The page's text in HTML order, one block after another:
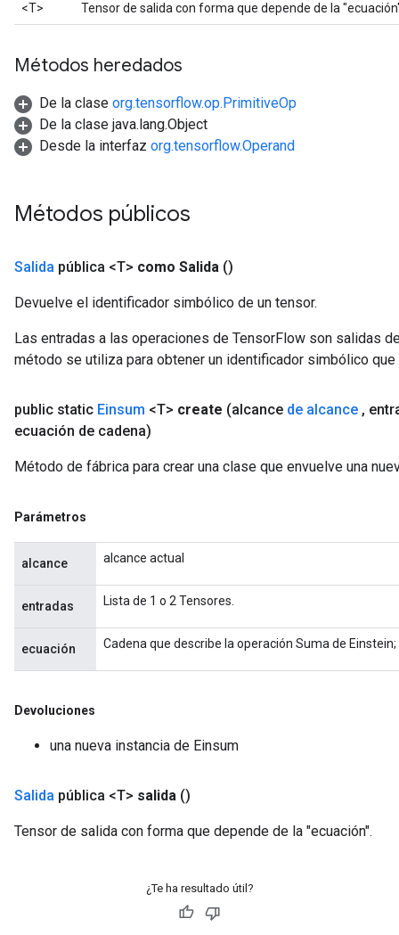
<T>
Tensor de salida con forma que depende de la
Métodos heredados
De la clase org.tensorflow.op.PrimitiveOp
De la clase java.lang.Object
Desde la interfaz org.tensorflow.Operand
Métodos públicos
Salida pública <T> como Salida ()
Devuelve el identificador simbólico de un tensor.
Las entradas a las operaciones de TensorFlow son salidas
método se utiliza para obtener un identificador simbólico
public static Einsum <T> create (alcance de alcance ,
ecuación de cadena)
Método de fábrica para crear una clase que envuelve una
Parámetros
alcance alcance actual
entradas Lista de 1 o 2 Tensores.
ecuación Cadena que describe la operación Suma de
Devoluciones
una nueva instancia de Einsum
Salida pública <T> salida ()
Tensor de salida con forma que depende de la "ecuación".
¿Te ha resultado útil?